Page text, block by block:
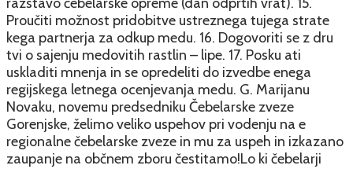
Proučiti možnost pridobitve ustreznega tujega strate
kega partnerja za odkup medu. 16. Dogovoriti se z dru
tvi o sajenju medovitih rastlin – lipe. 17. Posku ati
uskladiti mnenja in se opredeliti do izvedbe enega
regijskega letnega ocenjevanja medu. G. Marijanu
Novaku, novemu predsedniku Čebelarske zveze
Gorenjske, želimo veliko uspehov pri vodenju na e
regionalne čebelarske zveze in mu za uspeh in izkazano
zaupanje na občnem zboru čestitamo!Lo ki čebelarji